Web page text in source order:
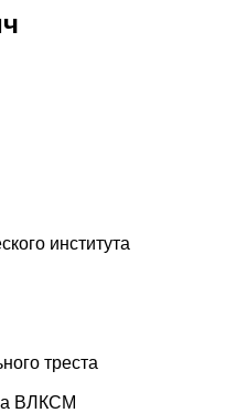
института
треста
ВЛКСМ